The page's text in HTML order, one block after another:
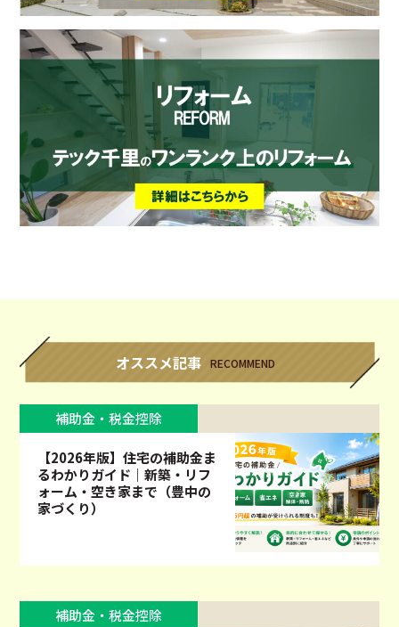
オススメ記事 RECOMMEND
補助金・税金控除
【2026年版】住宅の補助金ま
るわかりガイド｜新築・リフ
ォーム・空き家まで（豊中の
家づくり）
補助金・税金控除